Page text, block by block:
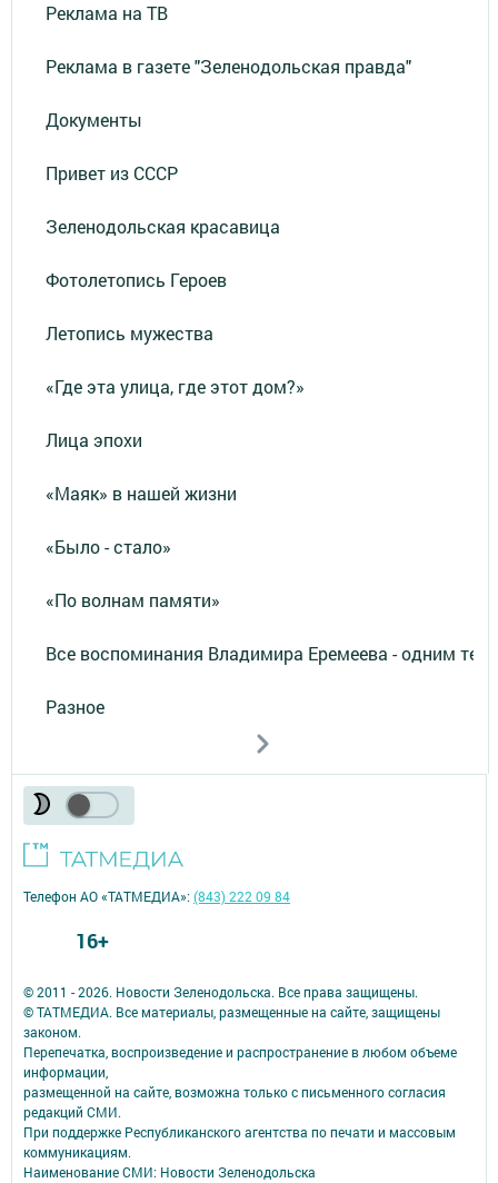
Реклама на ТВ
Реклама в газете "Зеленодольская правда"
Документы
Привет из СССР
Зеленодольская красавица
Фотолетопись Героев
Летопись мужества
«Где эта улица, где этот дом?»
Лица эпохи
«Маяк» в нашей жизни
«Было - стало»
«По волнам памяти»
Все воспоминания Владимира Еремеева - одним
Разное
© 2011 - 2026. Новости Зеленодольска. Все права защищены.
© ТАТМЕДИА. Все материалы, размещенные на сайте, защищены
законом.
Перепечатка, воспроизведение и распространение в любом объеме
информации,
размещенной на сайте, возможна только с письменного согласия
редакций СМИ.
При поддержке Республиканского агентства по печати и массовым
коммуникациям.
Наименование СМИ: Новости Зеленодольска
Телефон АО «ТАТМЕДИА»:(843) 222 09 84
16+